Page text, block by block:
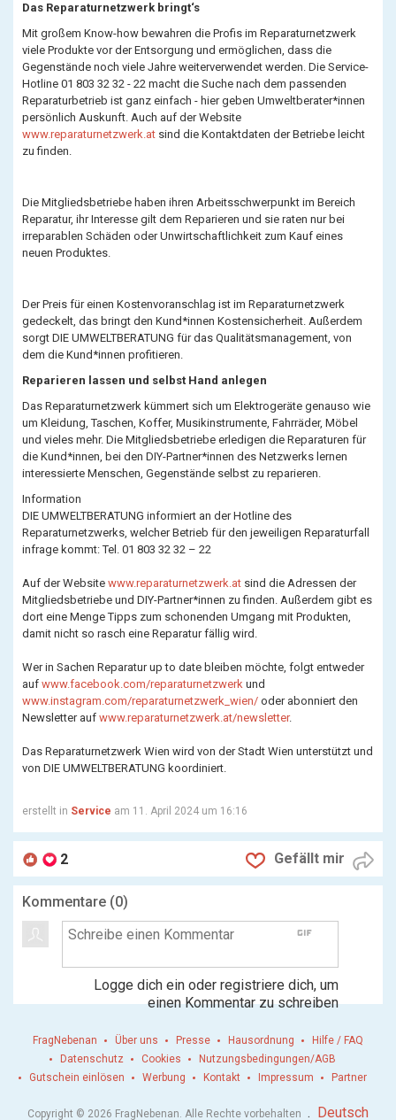
Das Reparaturnetzwerk bringt‘s
Mit großem Know-how bewahren die Profis im Reparaturnetzwerk
viele Produkte vor der Entsorgung und ermöglichen, dass die
Gegenstände noch viele Jahre weiterverwendet werden. Die Service-
Hotline 01 803 32 32 - 22 macht die Suche nach dem passenden
Reparaturbetrieb ist ganz einfach - hier geben Umweltberater*innen
persönlich Auskunft. Auch auf der Website
www.reparaturnetzwerk.at sind die Kontaktdaten der Betriebe leicht
zu finden.
Die Mitgliedsbetriebe haben ihren Arbeitsschwerpunkt im Bereich
Reparatur, ihr Interesse gilt dem Reparieren und sie raten nur bei
irreparablen Schäden oder Unwirtschaftlichkeit zum Kauf eines
neuen Produktes.
Der Preis für einen Kostenvoranschlag ist im Reparaturnetzwerk
gedeckelt, das bringt den Kund*innen Kostensicherheit. Außerdem
sorgt DIE UMWELTBERATUNG für das Qualitätsmanagement, von
dem die Kund*innen profitieren.
Reparieren lassen und selbst Hand anlegen
Das Reparaturnetzwerk kümmert sich um Elektrogeräte genauso wie
um Kleidung, Taschen, Koffer, Musikinstrumente, Fahrräder, Möbel
und vieles mehr. Die Mitgliedsbetriebe erledigen die Reparaturen für
die Kund*innen, bei den DIY-Partner*innen des Netzwerks lernen
interessierte Menschen, Gegenstände selbst zu reparieren.
Information
DIE UMWELTBERATUNG informiert an der Hotline des
Reparaturnetzwerks, welcher Betrieb für den jeweiligen Reparaturfall
infrage kommt: Tel. 01 803 32 32 – 22
Auf der Website www.reparaturnetzwerk.at sind die Adressen der
Mitgliedsbetriebe und DIY-Partner*innen zu finden. Außerdem gibt es
dort eine Menge Tipps zum schonenden Umgang mit Produkten,
damit nicht so rasch eine Reparatur fällig wird.
Wer in Sachen Reparatur up to date bleiben möchte, folgt entweder
auf www.facebook.com/reparaturnetzwerk und
www.instagram.com/reparaturnetzwerk_wien/ oder abonniert den
Newsletter auf www.reparaturnetzwerk.at/newsletter.
Das Reparaturnetzwerk Wien wird von der Stadt Wien unterstützt und
von DIE UMWELTBERATUNG koordiniert.
erstellt in Service am 11. April 2024 um 16:16
Gefällt mir
2
Kommentare (0)
gif
Logge dich ein oder registriere dich, um
einen Kommentar zu schreiben
FragNebenan Über uns Presse Hausordnung
Hilfe / FAQ
Datenschutz
Cookies
Nutzungsbedingungen/AGB
Gutschein einlösen
Werbung Kontakt Impressum Partner
Copyright © 2026 FragNebenan. Alle Rechte vorbehalten . Deutsch